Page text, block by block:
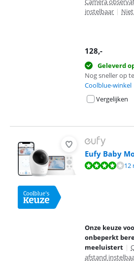
instelbaar |
128,-
Geleverd
Nog sneller op
Coolblue-winkel
Vergelijken
Eufy Baby
Beoordeling is 8,4 van de 10, gebaseerd op
12
Onze keuze
onbeperkt
meeluistert |
afstand